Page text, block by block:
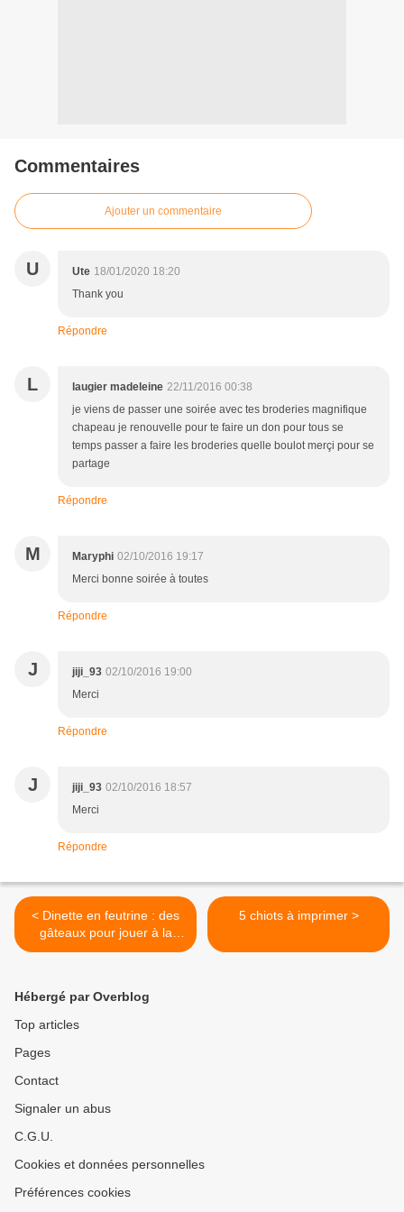
Commentaires
Ajouter un commentaire
U Ute 18/01/2020 18:20
Thank you
Répondre
L laugier madeleine 22/11/2016 00:38
je viens de passer une soirée avec tes broderies magnifique
chapeau je renouvelle pour te faire un don pour tous se
temps passer a faire les broderies quelle boulot merçi pour se
partage
Répondre
M Maryphi 02/10/2016 19:17
Merci bonne soirée à toutes
Répondre
J jiji_93 02/10/2016 19:00
Merci
Répondre
J jiji_93 02/10/2016 18:57
Merci
Répondre
< Dinette en feutrine : des
gâteaux pour jouer à la
marchande
5 chiots à imprimer >
Hébergé par Overblog
Top articles
Pages
Contact
Signaler un abus
C.G.U.
Cookies et données personnelles
Préférences cookies